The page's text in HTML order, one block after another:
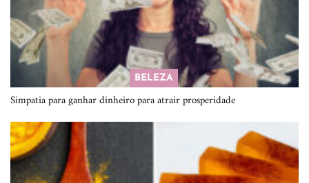
BELEZA
Simpatia para ganhar dinheiro para atrair prosperidade